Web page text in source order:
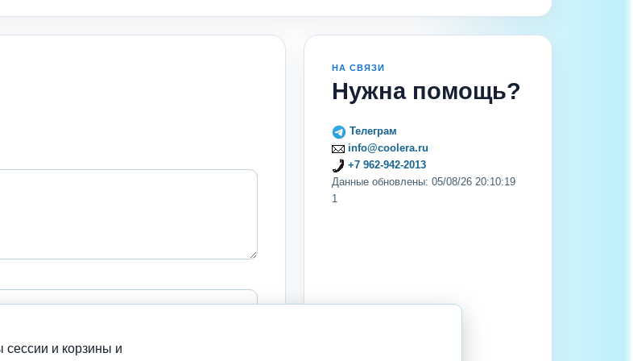
НА СВЯЗИ
Нужна помощь?
Телеграм
info@coolera.ru
+7 962-942-2013
Данные обновлены: 05/08/26 20:10:19
1
и корзины и